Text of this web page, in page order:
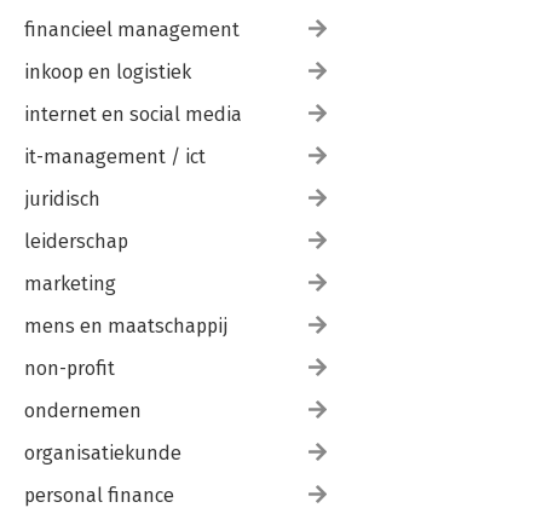
financieel management
inkoop en logistiek
internet en social media
it-management / ict
juridisch
leiderschap
marketing
mens en maatschappij
non-profit
ondernemen
organisatiekunde
personal finance